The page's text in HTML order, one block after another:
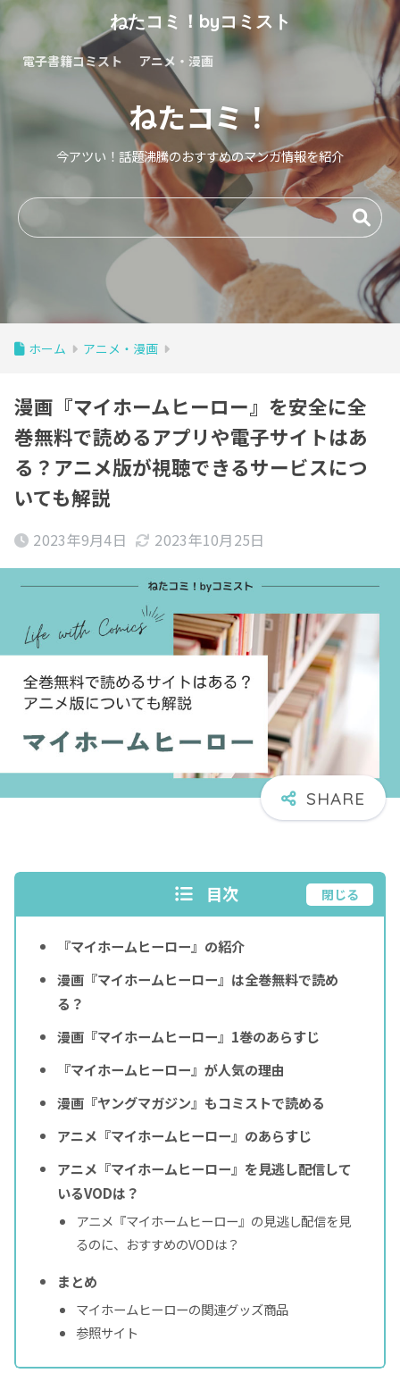
ねたコミ！byコミスト
電子書籍コミスト アニメ・漫画
ねたコミ！
今アツい！話題沸騰のおすすめのマンガ情報を紹介
ホーム アニメ・漫画
漫画『マイホームヒーロー』を安全に全
巻無料で読めるアプリや電子サイトはあ
る？アニメ版が視聴できるサービスにつ
いても解説
2023年9月4日 2023年10月25日
目次 閉じる
『マイホームヒーロー』の紹介
漫画『マイホームヒーロー』は全巻無料で読め
る？
漫画『マイホームヒーロー』1巻のあらすじ
『マイホームヒーロー』が人気の理由
漫画『ヤングマガジン』もコミストで読める
アニメ『マイホームヒーロー』のあらすじ
アニメ『マイホームヒーロー』を見逃し配信して
いるVODは？
アニメ『マイホームヒーロー』の見逃し配信を見
るのに、おすすめのVODは？
まとめ
マイホームヒーローの関連グッズ商品
参照サイト